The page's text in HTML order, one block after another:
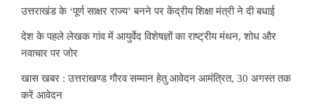
उत्तराखंड के ‘पूर्ण साक्षर राज्य’ बनने पर केंद्रीय शिक्षा मंत्री ने दी बधाई
देश के पहले लेखक गांव में आयुर्वेद विशेषज्ञों का राष्ट्रीय मंथन, शोध और
नवाचार पर जोर
खास खबर : उत्तराखण्ड गौरव सम्मान हेतु आवेदन आमंत्रित, 30 अगस्त तक
करें आवेदन